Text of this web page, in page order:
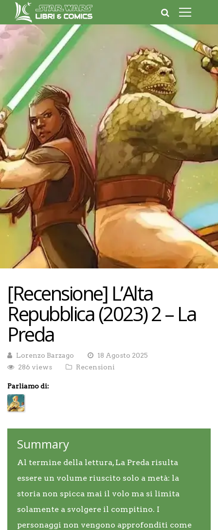
[Recensione] L’Alta
Repubblica (2023) 2 – La
Preda
Lorenzo Barzago
18 Agosto 2025
286 views
Recensioni
Parliamo di:
Summary
Al termine della lettura, La Preda risulta
essere un volume riuscito solo a metà: la
storia non spicca mai il volo ma si limita
solamente a svolgere il compitino. I
personaggi non vengono approfonditi come